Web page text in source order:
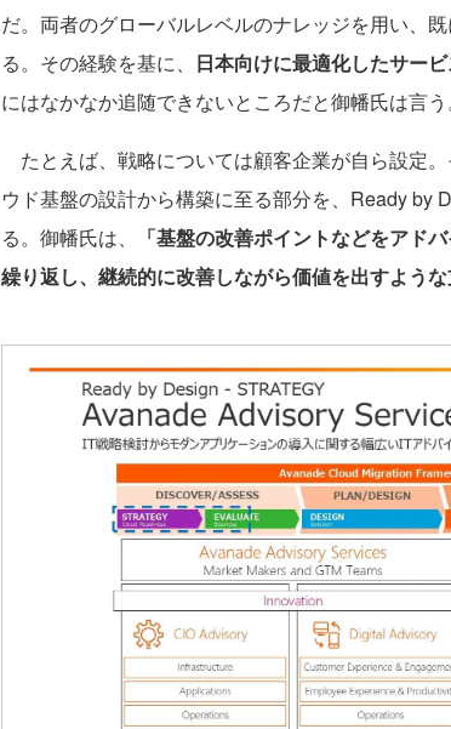
だ。両者のグローバルレベルのナレッジを用い、
る。その経験を基に、 日本向けに最適化したサー
にはなかなか追随できないところだと御幡氏は言う
たとえば、戦略については顧客企業が自ら設定
ウド基盤の設計から構築に至る部分を、Ready by
る。御幡氏は、
「基盤の改善ポイントなどをアド
繰り返し、継続的に改善しながら価値を出すような